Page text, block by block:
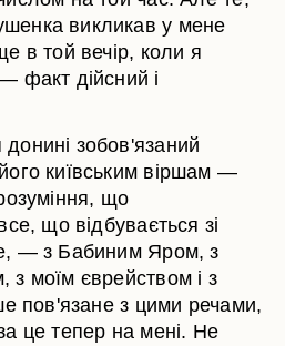
викликав у мене
в той вечір, коли я
факт дійсний і
зобов'язаний
київським віршам —
що
що відбувається зі
— з Бабиним Яром, з
з моїм єврейством і з
пов'язане з цими речами,
це тепер на мені. Не